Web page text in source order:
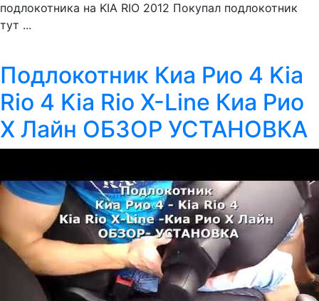
подлокотника на KIA RIO 2012 Покупал подлокотник
тут ...
Подлокотник Киа Рио 4 Kia
Rio 4 Kia Rio X-Line Киа Рио
Х Лайн ОБЗОР УСТАНОВКА